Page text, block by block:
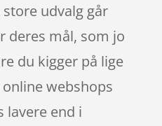
udvalg går
deres mål, som jo
du kigger på lige
webshops
lavere end i